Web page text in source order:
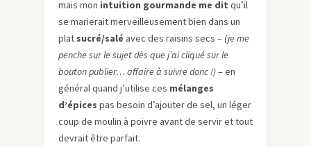
mais mon intuition gourmande me dit qu’il
se marierait merveilleusement bien dans un
plat sucré/salé avec des raisins secs – (je me
penche sur le sujet dès que j’ai cliqué sur le
bouton publier… affaire à suivre donc !)– en
général quand j’utilise ces mélanges
d’épices pas besoin d’ajouter de sel, un léger
coup de moulin à poivre avant de servir et tout
devrait être parfait.